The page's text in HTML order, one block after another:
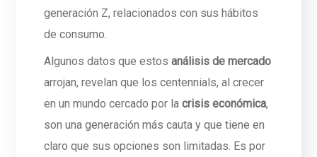
generación Z, relacionados con sus hábitos
de consumo.
Algunos datos que estosanálisis de mercado
arrojan, revelan que los centennials, al crecer
en un mundo cercado por lacrisis económica,
son una generación más cauta y que tiene en
claro que sus opciones son limitadas. Es por